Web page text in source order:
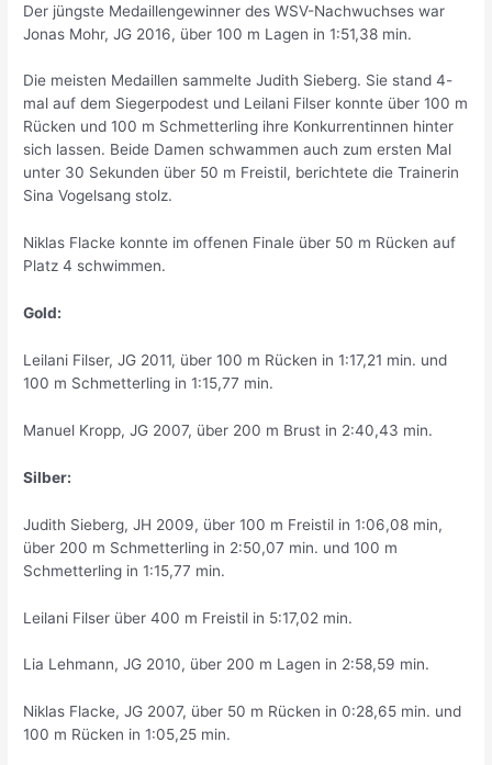
Der jüngste Medaillengewinner des WSV-Nachwuchses war
Jonas Mohr, JG 2016, über 100 m Lagen in 1:51,38 min.
Die meisten Medaillen sammelte Judith Sieberg. Sie stand 4-
mal auf dem Siegerpodest und Leilani Filser konnte über 100 m
Rücken und 100 m Schmetterling ihre Konkurrentinnen hinter
sich lassen. Beide Damen schwammen auch zum ersten Mal
unter 30 Sekunden über 50 m Freistil, berichtete die Trainerin
Sina Vogelsang stolz.
Niklas Flacke konnte im offenen Finale über 50 m Rücken auf
Platz 4 schwimmen.
Gold:
Leilani Filser, JG 2011, über 100 m Rücken in 1:17,21 min. und
100 m Schmetterling in 1:15,77 min.
Manuel Kropp, JG 2007, über 200 m Brust in 2:40,43 min.
Silber:
Judith Sieberg, JH 2009, über 100 m Freistil in 1:06,08 min,
über 200 m Schmetterling in 2:50,07 min. und 100 m
Schmetterling in 1:15,77 min.
Leilani Filser über 400 m Freistil in 5:17,02 min.
Lia Lehmann, JG 2010, über 200 m Lagen in 2:58,59 min.
Niklas Flacke, JG 2007, über 50 m Rücken in 0:28,65 min. und
100 m Rücken in 1:05,25 min.